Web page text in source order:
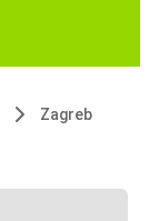
Zagreb